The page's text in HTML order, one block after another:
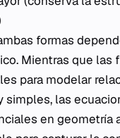
formas
Mientras que las
para modelar
simples, las
en geometría